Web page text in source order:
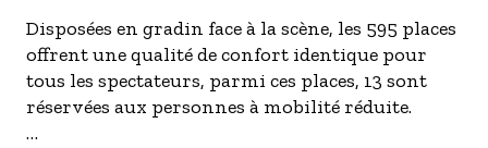
- Les établissements Accueil vélo
LES OFFRES MYPROVENCE
S'inscrire à nos newsletters
Disposées en gradin face à la scène, les 595 places
offrent une qualité de confort identique pour
tous les spectateurs, parmi ces places, 13 sont
réservées aux personnes à mobilité réduite.